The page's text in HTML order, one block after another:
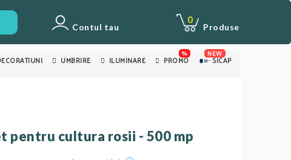
Contul tau Produse
0
UMBRIRE ILUMINARE PROMO
%
SICAP
NEW
pentru cultura rosii - 500 mp